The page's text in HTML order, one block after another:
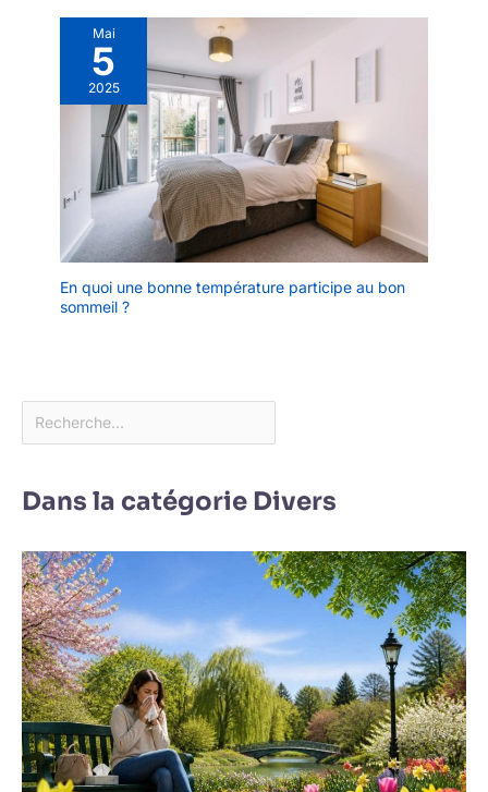
Mai
5
2025
En quoi une bonne température participe au bon
sommeil ?
Dans la catégorie Divers